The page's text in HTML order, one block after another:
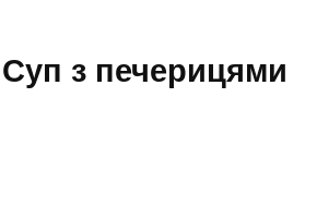
з печерицями